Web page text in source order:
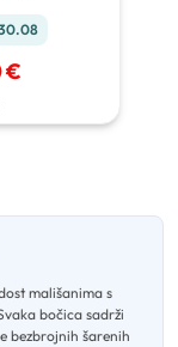
€
mališanima s
bočica sadrži
bezbrojnih šarenih